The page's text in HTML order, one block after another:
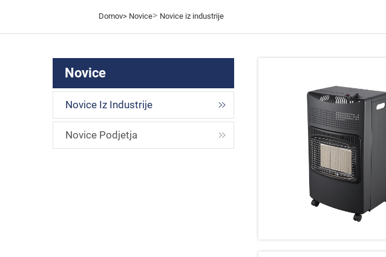
Domov> Novice> Novice iz industrije
Novice
Novice Iz Industrije
Novice Podjetja